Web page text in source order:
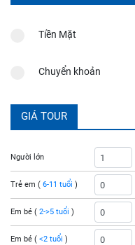
Tiền Mặt
Chuyển khoản
GIÁ TOUR
Người lớn
Trẻ em ( 6-11 tuổi )
Em bé ( 2->5 tuổi )
Em bé ( <2 tuổi )